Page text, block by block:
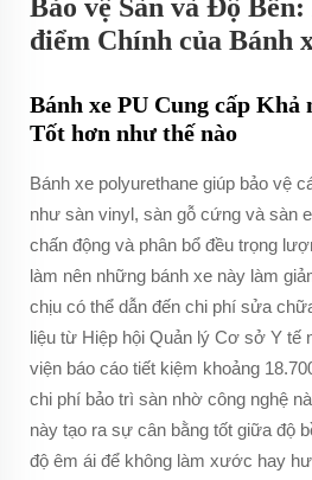
Bảo vệ Sàn và Độ
điểm Chính của Bánh
Bánh xe PU Cung cấp Khả
Tốt hơn như thế nào
Bánh xe polyurethane giúp bảo vệ
như sàn vinyl, sàn gỗ cứng và sàn
chấn động và phân bổ đều trọng
làm nên những bánh xe này làm
chịu có thể dẫn đến chi phí sửa
liệu từ Hiệp hội Quản lý Cơ sở Y tế
viện báo cáo tiết kiệm khoảng
chi phí bảo trì sàn nhờ công nghệ
này tạo ra sự cân bằng tốt giữa độ
độ êm ái để không làm xước hay